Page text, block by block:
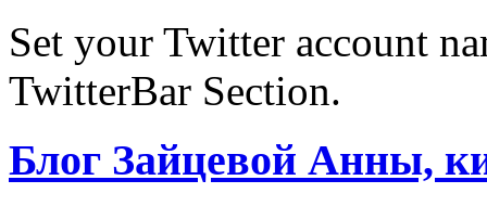
Set your Twitter account
TwitterBar Section.
Блог Зайцевой Анны,